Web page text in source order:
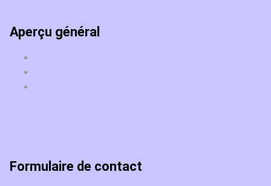
Aperçu général
Formulaire de contact